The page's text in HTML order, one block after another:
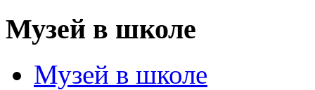
Музей в школе
Музей в школе